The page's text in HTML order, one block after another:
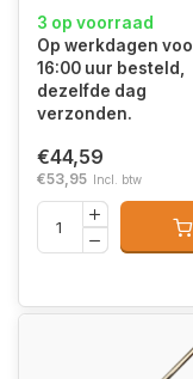
3 op voorraad
Op werkdagen
16:00 uur besteld,
dezelfde dag
verzonden.
€44,59
€53,95 Incl. btw